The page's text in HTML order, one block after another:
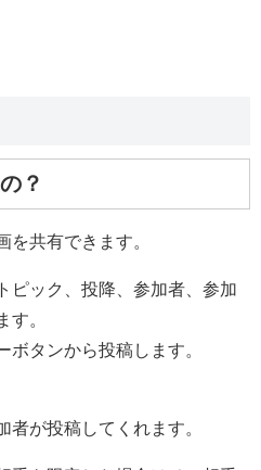
？
を共有できます。
ピック、投降、参加者、参加
す。
ボタンから投稿します。
者が投稿してくれます。